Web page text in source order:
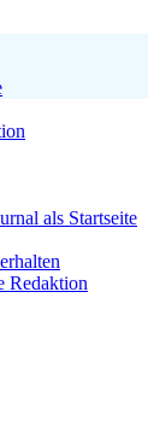
als Startseite
Redaktion